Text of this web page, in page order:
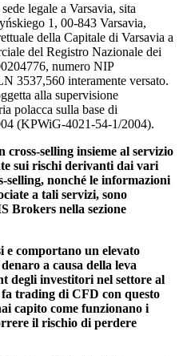
legale a Varsavia, sita
1, 00-843 Varsavia,
della Capitale di Varsavia a
del Registro Nazionale dei
numero NIP
3537,560 interamente versato.
alla supervisione
polacca sulla base di
(KPWiG-4021-54-1/2004).
selling insieme al servizio
sui rischi derivanti dai vari
selling, nonché le informazioni
a tali servizi, sono
Brokers nella sezione
e comportano un elevato
a causa della leva
degli investitori nel settore al
trading di CFD con questo
capito come funzionano i
il rischio di perdere